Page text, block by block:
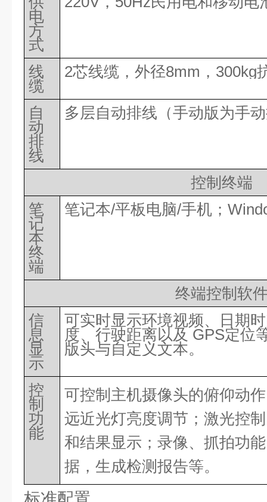
电
方
式
线
缆
2芯线缆，外径8mm，300kg
自
动
排
线
多层自动排线（手动版为手
控制终端
笔
记
本
终
端
笔记本/平板电脑/手机；
终端控制软
信
息
显
示
可实时显示环境视频、日期
度、行驶距离以及 GPS定位
版头与自定义文本。
控
制
功
能
可控制主机摄像头的俯仰动
远近光灯亮度调节；激光控
和结果显示；录像、抓拍功
据，生成检测报告等。